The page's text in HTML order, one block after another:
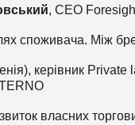
, CEO
споживача. Між
керівник
власних